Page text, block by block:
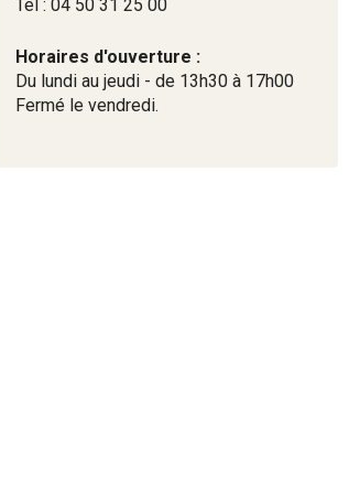
Tel : 04 50 31 25 00
Horaires d'ouverture :
Du lundi au jeudi - de 13h30 à 17h00
Fermé le vendredi.